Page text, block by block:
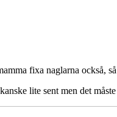
fixa naglarna också,
lite sent men det måste